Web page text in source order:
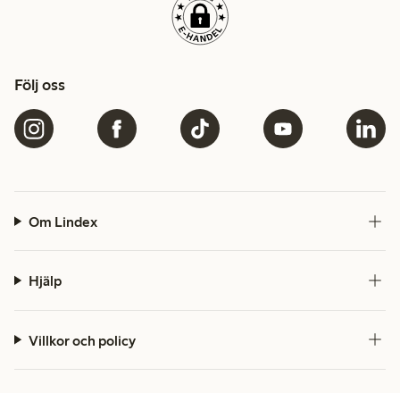
Följ oss
Om Lindex
Hjälp
Villkor och policy